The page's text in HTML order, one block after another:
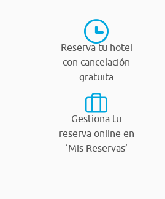
Reserva tu hotel
con cancelación
gratuita
Gestiona tu
reserva online en
‘Mis Reservas’